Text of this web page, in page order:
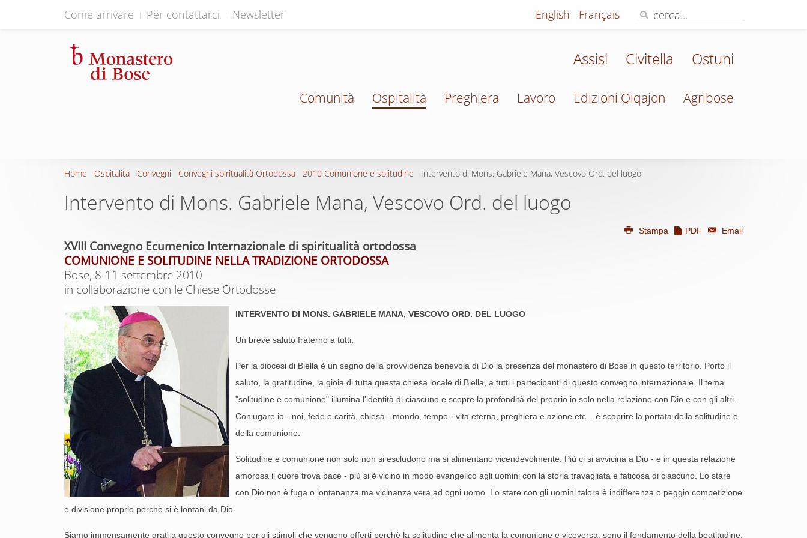
Come arrivare Per contattarci Newsletter English Français
Assisi Civitella Ostuni
Comunità Ospitalità Preghiera Lavoro Edizioni Qiqajon Agribose
Home Ospitalità Convegni Convegni spiritualità Ortodossa 2010 Comunione e solitudine Intervento di Mons. Gabriele Mana, Vescovo Ord. del luogo
Intervento di Mons. Gabriele Mana, Vescovo Ord. del luogo
Stampa PDF Email
XVIII Convegno Ecumenico Internazionale di spiritualità ortodossa
COMUNIONE E SOLITUDINE NELLA TRADIZIONE ORTODOSSA
Bose, 8-11 settembre 2010
in collaborazione con le Chiese Ortodosse
INTERVENTO DI MONS. GABRIELE MANA, VESCOVO ORD. DEL LUOGO
Un breve saluto fraterno a tutti.
Per la diocesi di Biella è un segno della provvidenza benevola di Dio la presenza del monastero di Bose in questo territorio. Porto il
saluto, la gratitudine, la gioia di tutta questa chiesa locale di Biella, a tutti i partecipanti di questo convegno internazionale. Il tema
"solitudine e comunione" illumina l'identità di ciascuno e scopre la profondità del proprio io solo nella relazione con Dio e con gli altri.
Coniugare io - noi, fede e carità, chiesa - mondo, tempo - vita eterna, preghiera e azione etc... è scoprire la portata della solitudine e
della comunione.
Solitudine e comunione non solo non si escludono ma si alimentano vicendevolmente. Più ci si avvicina a Dio - e in questa relazione
amorosa il cuore trova pace - più si è vicino in modo evangelico agli uomini con la storia travagliata e faticosa di ciascuno. Lo stare
con Dio non è fuga o lontananza ma vicinanza vera ad ogni uomo. Lo stare con gli uomini talora è indifferenza o peggio competizione
e divisione proprio perchè si è lontani da Dio.
Siamo immensamente grati a questo convegno per gli stimoli che vengono offerti perchè la solitudine che alimenta la comunione e viceversa, sono il fondamento della beatitudine.